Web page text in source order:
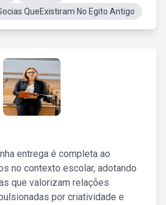
QueExistiram No Egito Antigo
entrega é completa ao
no contexto escolar, adotando
que valorizam relações
por criatividade e